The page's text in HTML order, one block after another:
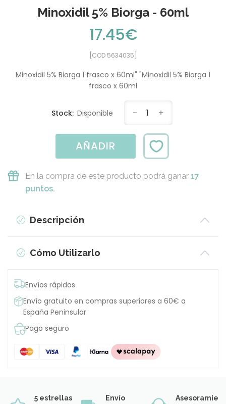
Minoxidil 5% Biorga - 60ml
17.45€
[COD 5634035]
Minoxidil 5% Biorga 1 frasco x 60ml" "Minoxidil 5% Biorga 1
frasco x 60ml
Stock: Disponible - 1 +
AÑADIR
En la compra de este producto podrá ganar 17
puntos.
Descripción
Cómo Utilizarlo
Envíos rápidos
Envío gratuito en compras superiores a 60€ a
España Peninsular
Pago seguro
5 estrellas
Envío